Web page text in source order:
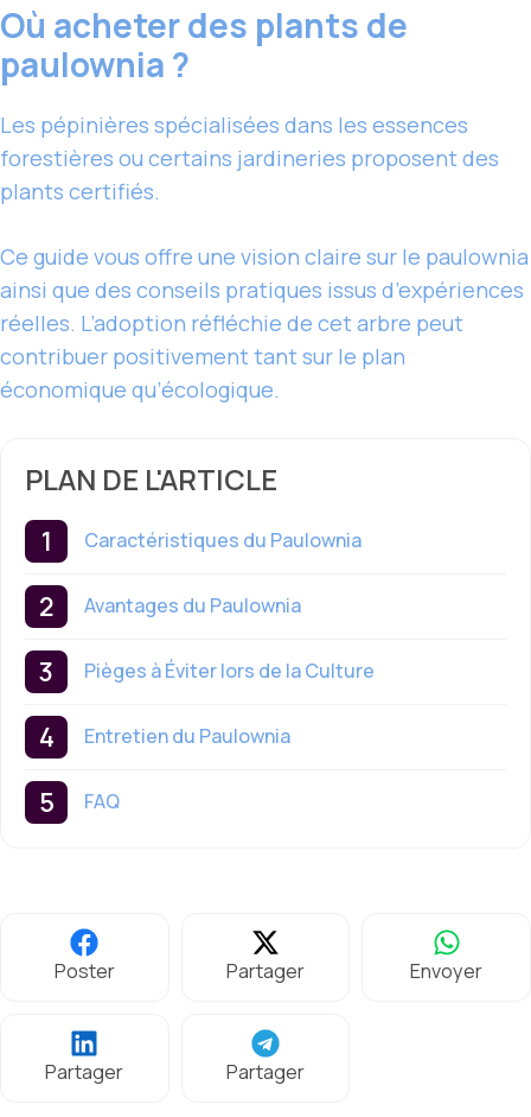
Où acheter des plants de
paulownia ?
Les pépinières spécialisées dans les essences
forestières ou certains jardineries proposent des
plants certifiés.
Ce guide vous offre une vision claire sur le paulownia
ainsi que des conseils pratiques issus d’expériences
réelles. L’adoption réfléchie de cet arbre peut
contribuer positivement tant sur le plan
économique qu’écologique.
PLAN DE L'ARTICLE
Caractéristiques du Paulownia
Avantages du Paulownia
Pièges à Éviter lors de la Culture
Entretien du Paulownia
FAQ
Poster Partager Envoyer
Partager Partager